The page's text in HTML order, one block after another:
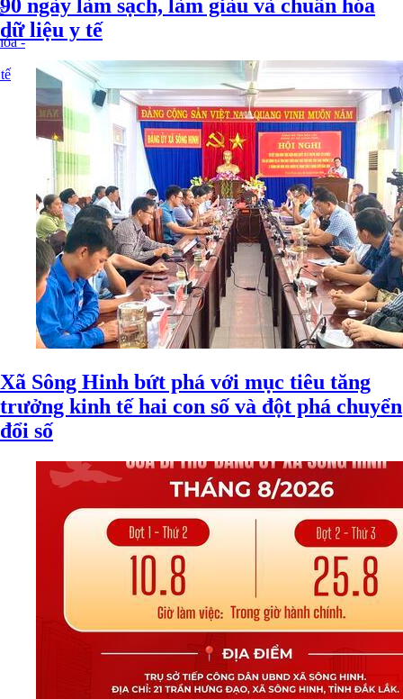
-
90 ngày làm sạch, làm giàu và chuẩn hóa
dữ liệu y tế
Xã Sông Hinh bứt phá với mục tiêu tăng
trưởng kinh tế hai con số và đột phá chuyển
đổi số